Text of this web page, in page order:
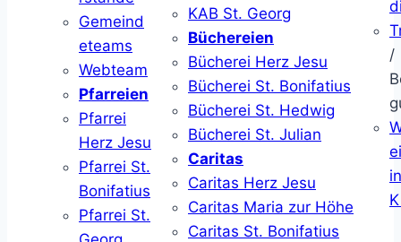
Gemeind
eteams
Webteam
Pfarreien
Pfarrei
Herz Jesu
Pfarrei St.
Bonifatius
Pfarrei St.
KAB St. Georg
Büchereien
Bücherei Herz Jesu
Bücherei St. Bonifatius
Bücherei St. Hedwig
Bücherei St. Julian
Caritas
Caritas Herz Jesu
Caritas Maria zur Höhe
Caritas St. Bonifatius
/